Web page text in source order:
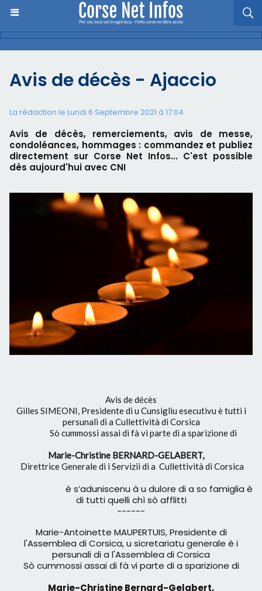
Avis de décès - Ajaccio
La rédaction le Lundi 6 Septembre 2021 à 17:04
Avis de décès, remerciements, avis de messe,
condoléances, hommages : commandez et publiez
directement sur Corse Net Infos... C'est possible
dès aujourd'hui avec CNI
Avis de décès
Gilles SIMEONI, Presidente di u Cunsigliu esecutivu è tutti i
persunali di a Cullettività di Corsica
Sò cummossi assai di fà vi parte di a sparizione di
Marie-Christine BERNARD-GELABERT,
Direttrice Generale di i Servizii di a Cullettività di Corsica
è s’aduniscenu à u dulore di a so famiglia è
di tutti quelli chì sò afflitti
------
Marie-Antoinette MAUPERTUIS, Presidente di
l'Assemblea di Corsica, u sicretariatu generale è i
persunali di a l'Assemblea di Corsica
Sò cummossi assai di fà vi parte di a sparizione di
Marie-Christine Bernard-Gelabert,